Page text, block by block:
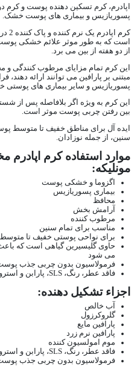
اپادرم، کرم تسکین دهنده پوست و کرم
پسوریازیس و بیماری های پوست خشک.
است که به طور موثر علائم خشکی
از دو هفته از بین می برد.
این کرم تمام مزایای مرطوب کنندگی و
مبتنی بر پارافین می توانند ارائه دهند،
پسوریازیس و سایر بیماری های پوستی
این کرم به ویژه اگر بلافاصله پس از
بین رفتن چربی پوست موثر است.
ایده آل برای مناطق خفیف تا متوسط
سنین، از جمله نوزادان.
موارد استفادهکرم
مونلیکه:
اگزوما و خشکی پوست
بیماری پسوریازیس
محافظ
آرامش بخش
مرطوب کننده
مناسب برای تمام سنین
برای نواحی پوستی خفیف تا
حاوی گلیسیرین گیاهی است که
می شود
فرمولاسیون بدون چربی جذب
فاقد عطر، رنگ، SLS، پارابن و استروئیدها
اجزاء تشکیل دهنده:
آب خالص
گلروکرزول
پارافین مایع
پارافین نرم زرد
موم امولسیون کننده
فاقد عطر، رنگ، SLS، پارابن و استروئیدها
فرمولاسیون بدون چربی جذب